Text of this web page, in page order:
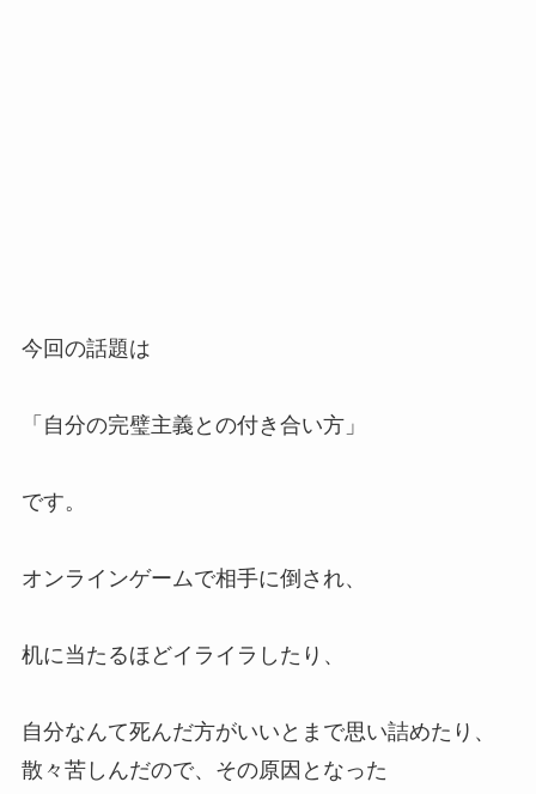
今回の話題は
「自分の完璧主義との付き合い方」
です。
オンラインゲームで相手に倒され、
机に当たるほどイライラしたり、
自分なんて死んだ方がいいとまで思い詰めたり、
散々苦しんだので、その原因となった